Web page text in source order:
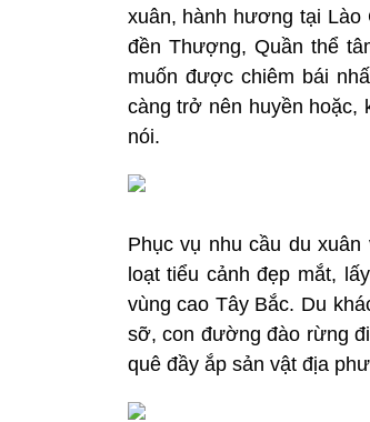
xuân, hành hương tại Lào
đền Thượng, Quần thể
muốn được chiêm bái
càng trở nên huyền hoặc,
nói.
Phục vụ nhu cầu du
loạt tiểu cảnh đẹp mắt,
vùng cao Tây Bắc. Du
sỡ, con đường đào rừng
quê đầy ắp sản vật địa